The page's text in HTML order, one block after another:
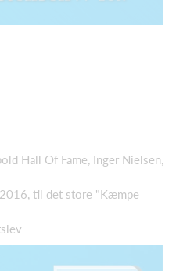
Hall Of Fame, Inger Nielsen,
til det store "Kæmpe